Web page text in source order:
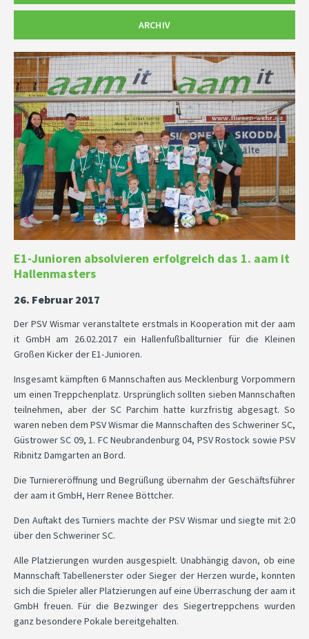
ARCHIV
E1-Junioren absolvieren erfolgreich das 1. aam it
Hallenmasters
26. Februar 2017
Der PSV Wismar veranstaltete erstmals in Kooperation mit der aam
it GmbH am 26.02.2017 ein Hallenfußballturnier für die Kleinen
Großen Kicker der E1-Junioren.
Insgesamt kämpften 6 Mannschaften aus Mecklenburg Vorpommern
um einen Treppchenplatz. Ursprünglich sollten sieben Mannschaften
teilnehmen, aber der SC Parchim hatte kurzfristig abgesagt. So
waren neben dem PSV Wismar die Mannschaften des Schweriner SC,
Güstrower SC 09, 1. FC Neubrandenburg 04, PSV Rostock sowie PSV
Ribnitz Damgarten an Bord.
Die Turniereröffnung und Begrüßung übernahm der Geschäftsführer
der aam it GmbH, Herr Renee Böttcher.
Den Auftakt des Turniers machte der PSV Wismar und siegte mit 2:0
über den Schweriner SC.
Alle Platzierungen wurden ausgespielt. Unabhängig davon, ob eine
Mannschaft Tabellenerster oder Sieger der Herzen wurde, konnten
sich die Spieler aller Platzierungen auf eine Überraschung der aam it
GmbH freuen. Für die Bezwinger des Siegertreppchens wurden
ganz besondere Pokale bereitgehalten.